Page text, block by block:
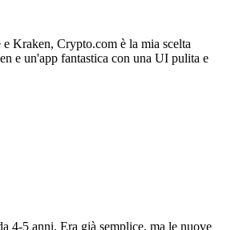
Kraken, Crypto.com è la mia scelta
e un'app fantastica con una UI pulita e
4-5 anni. Era già semplice, ma le nuove